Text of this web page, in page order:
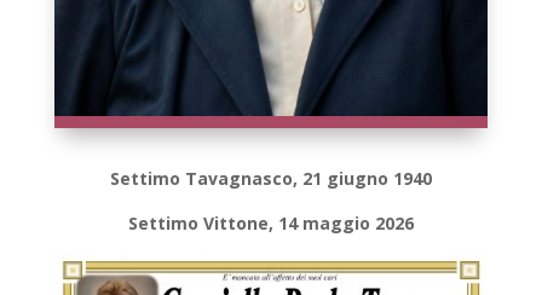
Settimo Tavagnasco, 21 giugno 1940
Settimo Vittone, 14 maggio 2026